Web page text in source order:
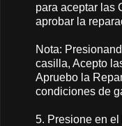
para aceptar las
aprobar la
Nota:
casilla, Acepto
Apruebo la
condiciones de
5. Presione en el